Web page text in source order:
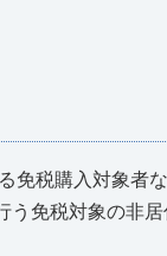
免税購入対象者
う免税対象の非